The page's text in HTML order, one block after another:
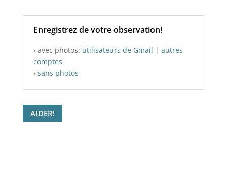
Enregistrez de votre observation!
› avec photos: utilisateurs de Gmail | autres
comptes
› sans photos
AIDER!